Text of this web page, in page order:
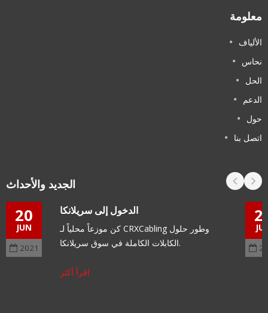
معلومة
الألياف
نحاس
الحل
الدعم
حول
اتصل بنا
الجديد والأحداث
20
JUN
2021
الدخول إلى سريلانكا
كن موزعاً محلياً لـ CRXCabling وطور حلول
الكابلات الكاملة في سوق سريلانكا.
اقرأ أكثر